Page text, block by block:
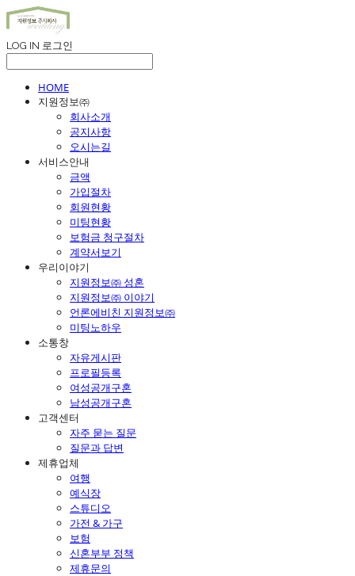
LOG IN 로그인
HOME
지원정보㈜
회사소개
공지사항
오시는길
서비스안내
금액
가입절차
회원현황
미팅현황
보험금 청구절차
계약서보기
우리이야기
지원정보㈜ 성혼
지원정보㈜ 이야기
언론에비친 지원정보㈜
미팅노하우
소통창
자유게시판
프로필등록
여성공개구혼
남성공개구혼
고객센터
자주 묻는 질문
질문과 답변
제휴업체
여행
예식장
스튜디오
가전 & 가구
보험
신혼부부 정책
제휴문의